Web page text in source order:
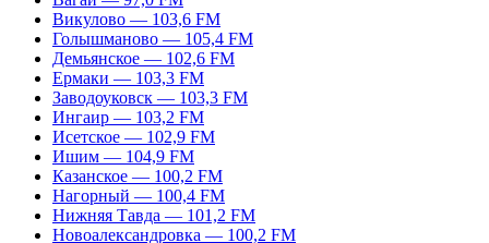
Викулово — 103,6 FM
Голышманово — 105,4 FM
Демьянское — 102,6 FM
Ермаки — 103,3 FM
Заводоуковск — 103,3 FM
Ингаир — 103,2 FM
Исетское — 102,9 FM
Ишим — 104,9 FM
Казанское — 100,2 FM
Нагорный — 100,4 FM
Нижняя Тавда — 101,2 FM
Новоалександровка — 100,2 FM